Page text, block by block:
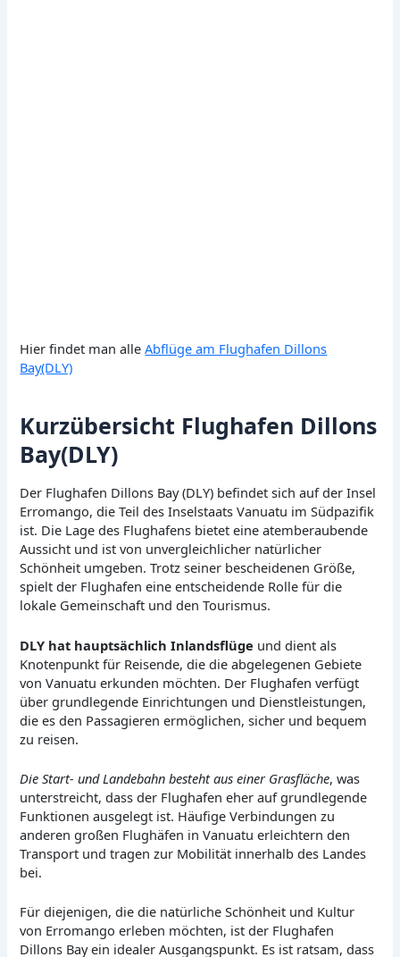
Hier findet man alleAbflüge am Flughafen Dillons
Bay(DLY)
Kurzübersicht Flughafen Dillons
Bay(DLY)
Der Flughafen Dillons Bay (DLY) befindet sich auf der Insel
Erromango, die Teil des Inselstaats Vanuatu im Südpazifik
ist. Die Lage des Flughafens bietet eine atemberaubende
Aussicht und ist von unvergleichlicher natürlicher
Schönheit umgeben. Trotz seiner bescheidenen Größe,
spielt der Flughafen eine entscheidende Rolle für die
lokale Gemeinschaft und den Tourismus.
DLY hat hauptsächlich Inlandsflüge und dient als
Knotenpunkt für Reisende, die die abgelegenen Gebiete
von Vanuatu erkunden möchten. Der Flughafen verfügt
über grundlegende Einrichtungen und Dienstleistungen,
die es den Passagieren ermöglichen, sicher und bequem
zu reisen.
Die Start- und Landebahn besteht aus einer Grasfläche, was
unterstreicht, dass der Flughafen eher auf grundlegende
Funktionen ausgelegt ist. Häufige Verbindungen zu
anderen großen Flughäfen in Vanuatu erleichtern den
Transport und tragen zur Mobilität innerhalb des Landes
bei.
Für diejenigen, die die natürliche Schönheit und Kultur
von Erromango erleben möchten, ist der Flughafen
Dillons Bay ein idealer Ausgangspunkt. Es ist ratsam, dass